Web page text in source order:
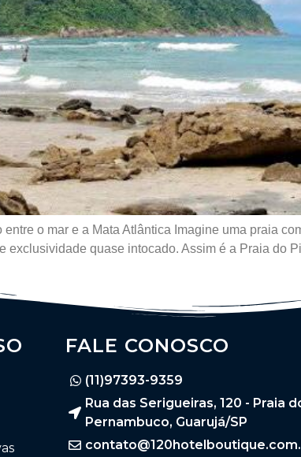
o mar e a Mata Atlântica Imagine uma praia
exclusividade quase intocado. Assim é a Praia do
FALE CONOSCO
(11)97393-9359
Rua das Serigueiras, 120 - Praia
Pernambuco, Guarujá/SP